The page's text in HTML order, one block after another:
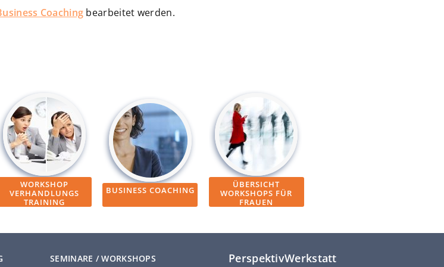
Coaching bearbeitet werden.
WORKSHOP
VERHANDLUNGS
TRAINING
BUSINESS COACHING
ÜBERSICHT
WORKSHOPS FÜR
FRAUEN
SEMINARE / WORKSHOPS
PerspektivWerkstatt